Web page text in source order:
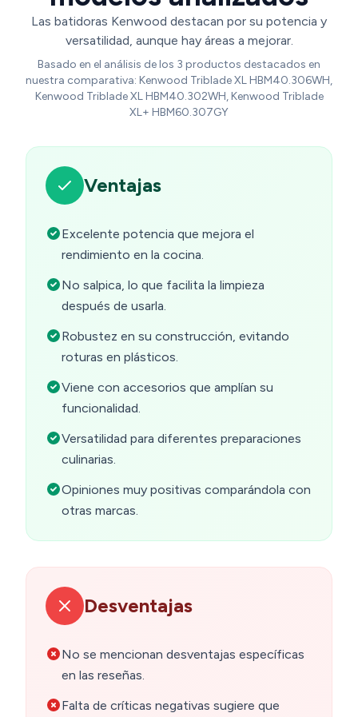
Las batidoras Kenwood destacan por su potencia y
versatilidad, aunque hay áreas a mejorar.
Basado en el análisis de los 3 productos destacados en
nuestra comparativa: Kenwood Triblade XL HBM40.306WH,
Kenwood Triblade XL HBM40.302WH, Kenwood Triblade
XL+ HBM60.307GY
Ventajas
Excelente potencia que mejora el
rendimiento en la cocina.
No salpica, lo que facilita la limpieza
después de usarla.
Robustez en su construcción, evitando
roturas en plásticos.
Viene con accesorios que amplían su
funcionalidad.
Versatilidad para diferentes preparaciones
culinarias.
Opiniones muy positivas comparándola con
otras marcas.
Desventajas
No se mencionan desventajas específicas
en las reseñas.
Falta de críticas negativas sugiere que